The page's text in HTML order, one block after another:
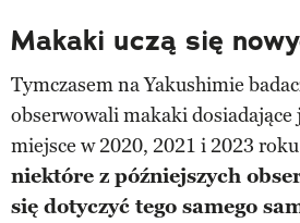
Makaki uczą się
Tymczasem na Yakushimie
obserwowali makaki dosiadające
miejsce w 2020, 2021 i 2023
niektóre z późniejszych
się dotyczyć tego samego